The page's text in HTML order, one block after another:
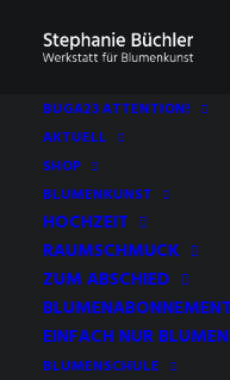
BUGA23 ATTENTION!
AKTUELL
SHOP
BLUMENKUNST
HOCHZEIT
RAUMSCHMUCK
ZUM ABSCHIED
BLUMENABONNEMENT
EINFACH NUR
BLUMENSCHULE
Zahlung